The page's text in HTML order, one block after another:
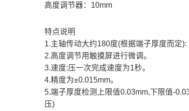
高度调节器：10mm
特点说明
1.主轴传动大约180度(根据端子厚度而定):
2.高度调节用触摸屏进行微调。
3.速度:压一次完成速度为1秒。
4.精度为±0.015mm。
5.端子厚度检测上限值0.03mm,下限值-
压)